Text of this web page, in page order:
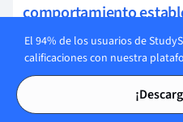
comportamiento
electrónica de RF
circuitos de red
circuitos temporales
El 94% de los usuarios de
calificaciones con nuestra